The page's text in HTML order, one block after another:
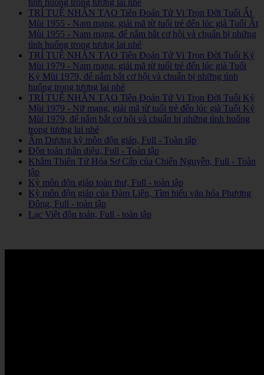
TRÍ TUỆ NHÂN TẠO Tiên Đoán Tử Vi Trọn Đời Tuổi Ất
Mùi 1955 - Nam mạng, giải mã từ tuổi trẻ đến lúc già Tuổi Ất
Mùi 1955 - Nam mạng, để nắm bắt cơ hội và chuẩn bị những
tình huống trong tương lai nhé
TRÍ TUỆ NHÂN TẠO Tiên Đoán Tử Vi Trọn Đời Tuổi Kỷ
Mùi 1979 - Nam mạng, giải mã từ tuổi trẻ đến lúc già Tuổi
Kỷ Mùi 1979, để nắm bắt cơ hội và chuẩn bị những tình
huống trong tương lai nhé
TRÍ TUỆ NHÂN TẠO Tiên Đoán Tử Vi Trọn Đời Tuổi Kỷ
Mùi 1979 - Nữ mạng, giải mã từ tuổi trẻ đến lúc già Tuổi Kỷ
Mùi 1979, để nắm bắt cơ hội và chuẩn bị những tình huống
trong tương lai nhé
Âm Dương kỳ môn độn giáp, Full - Toàn tập
Độn toán thần diệu, Full - Toàn tập
Khâm Thiên Tứ Hóa Sơ Cấp của Chiến Nguyễn, Full - Toàn
tập
Kỳ môn độn giáp toàn thư, Full - toàn tập
Kỳ môn độn giáp của Đàm Liên, Tìm hiểu văn hóa Phương
Đông, Full - toàn tập
Lạc Việt độn toán, Full - toàn tập